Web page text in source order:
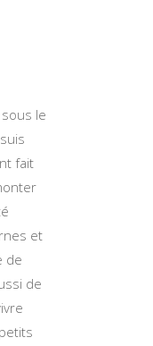
le
fait
et
de
de